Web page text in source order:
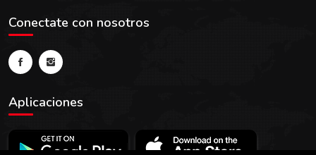
Conectate con nosotros
Aplicaciones